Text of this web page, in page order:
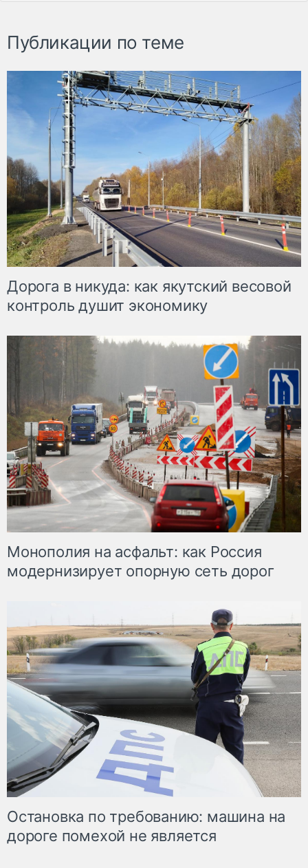
Публикации по теме
Дорога в никуда: как якутский весовой
контроль душит экономику
Монополия на асфальт: как Россия
модернизирует опорную сеть дорог
Остановка по требованию: машина на
дороге помехой не является